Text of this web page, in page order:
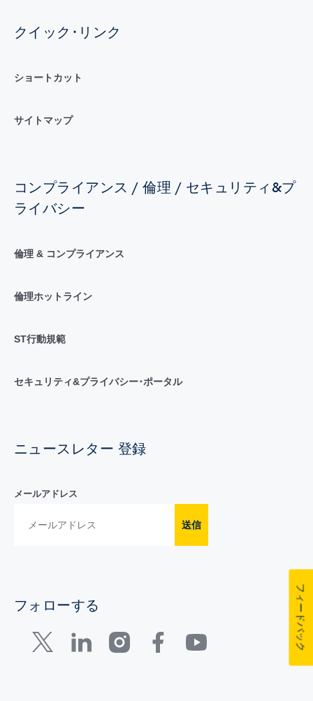
クイック･リンク
ショートカット
サイトマップ
コンプライアンス / 倫理 / セキュリティ&プ
ライバシー
倫理 & コンプライアンス
倫理ホットライン
ST行動規範
セキュリティ&プライバシー･ポータル
ニュースレター 登録
メールアドレス
送信
フォローする フィードバック